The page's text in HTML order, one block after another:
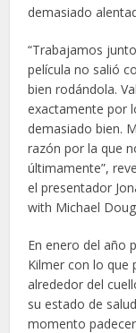
demasiado
“Trabajamos
película no salió
bien rodándola.
exactamente por
demasiado bien.
razón por la que
últimamente”,
el presentador
with Michael
En enero del año
Kilmer con lo que
alrededor del
su estado de
momento